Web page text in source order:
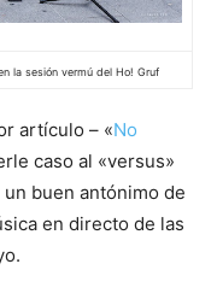
la sesión vermú del Ho! Gruf
artículo – «No
caso al «versus»
un buen antónimo de
en directo de las